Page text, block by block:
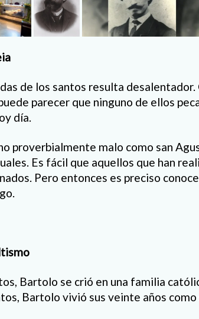
de los santos resulta
parecer que ninguno de ellos
día.
proverbialmente malo como san
Es fácil que aquellos que han
Pero entonces es preciso
Bartolo se crió en una familia
Bartolo vivió sus veinte años